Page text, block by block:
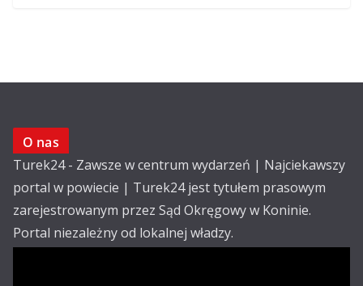
O nas
Turek24 - Zawsze w centrum wydarzeń | Najciekawszy
portal w powiecie | Turek24 jest tytułem prasowym
zarejestrowanym przez Sąd Okręgowy w Koninie.
Portal niezależny od lokalnej władzy.